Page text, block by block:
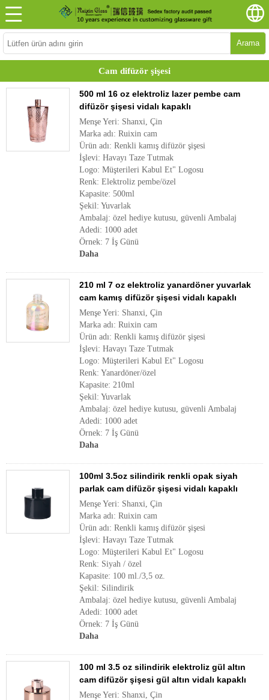
Arama
Cam difüzör şişesi
500 ml 16 oz elektroliz lazer pembe cam
difüzör şişesi vidalı kapaklı
Menşe Yeri: Shanxi, Çin
Marka adı: Ruixin cam
Ürün adı: Renkli kamış difüzör şişesi
İşlevi: Havayı Taze Tutmak
Logo: Müşterileri Kabul Et" Logosu
Renk: Elektroliz pembe/özel
Kapasite: 500ml
Şekil: Yuvarlak
Ambalaj: özel hediye kutusu, güvenli Ambalaj
Adedi: 1000 adet
Örnek: 7 İş Günü
Daha
210 ml 7 oz elektroliz yanardöner yuvarlak
cam kamış difüzör şişesi vidalı kapaklı
Menşe Yeri: Shanxi, Çin
Marka adı: Ruixin cam
Ürün adı: Renkli kamış difüzör şişesi
İşlevi: Havayı Taze Tutmak
Logo: Müşterileri Kabul Et" Logosu
Renk: Yanardöner/özel
Kapasite: 210ml
Şekil: Yuvarlak
Ambalaj: özel hediye kutusu, güvenli Ambalaj
Adedi: 1000 adet
Örnek: 7 İş Günü
Daha
100ml 3.5oz silindirik renkli opak siyah
parlak cam difüzör şişesi vidalı kapaklı
Menşe Yeri: Shanxi, Çin
Marka adı: Ruixin cam
Ürün adı: Renkli kamış difüzör şişesi
İşlevi: Havayı Taze Tutmak
Logo: Müşterileri Kabul Et" Logosu
Renk: Siyah / özel
Kapasite: 100 ml./3,5 oz.
Şekil: Silindirik
Ambalaj: özel hediye kutusu, güvenli Ambalaj
Adedi: 1000 adet
Örnek: 7 İş Günü
Daha
100 ml 3.5 oz silindirik elektroliz gül altın
cam difüzör şişesi gül altın vidalı kapaklı
Menşe Yeri: Shanxi, Çin